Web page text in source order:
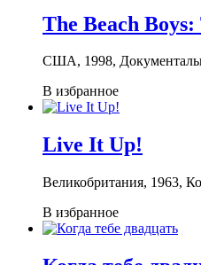
The Beach
США, 1998,
В избранное
Live It Up!
Великобритания, 1963,
В избранное